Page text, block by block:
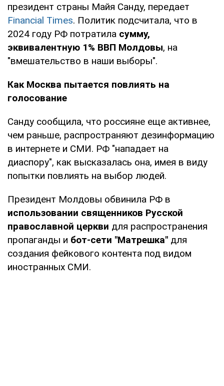
президент страны Майя Санду, передает
Financial Times. Политик подсчитала, что в
2024 году РФ потратила сумму,
эквивалентную 1% ВВП Молдовы, на
"вмешательство в наши выборы".
Как Москва пытается повлиять на
голосование
Санду сообщила, что россияне еще активнее,
чем раньше, распространяют дезинформацию
в интернете и СМИ. РФ "нападает на
диаспору", как высказалась она, имея в виду
попытки повлиять на выбор людей.
Президент Молдовы обвинила РФ в
использовании священников Русской
православной церкви для распространения
пропаганды и бот-сети "Матрешка" для
создания фейкового контента под видом
иностранных СМИ.